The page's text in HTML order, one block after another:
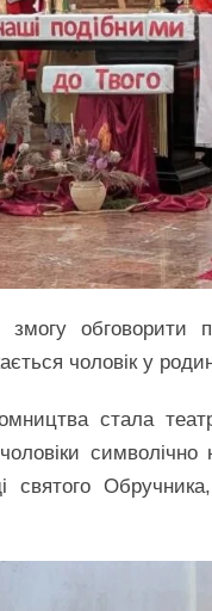
змогу обговорити
чоловік у
стала
символічно